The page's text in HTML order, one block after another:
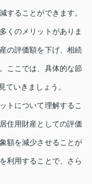
することができます。
くのメリットがありま
の評価額を下げ、相続
ここでは、具体的な節
ていきましょう。
トについて理解するこ
住用財産としての評価
額を減少させることが
利用することで、さら